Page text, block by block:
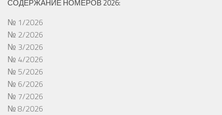
СОДЕРЖАНИЕ НОМЕРОВ 2026:
№ 1/2026
№ 2/2026
№ 3/2026
№ 4/2026
№ 5/2026
№ 6/2026
№ 7/2026
№ 8/2026